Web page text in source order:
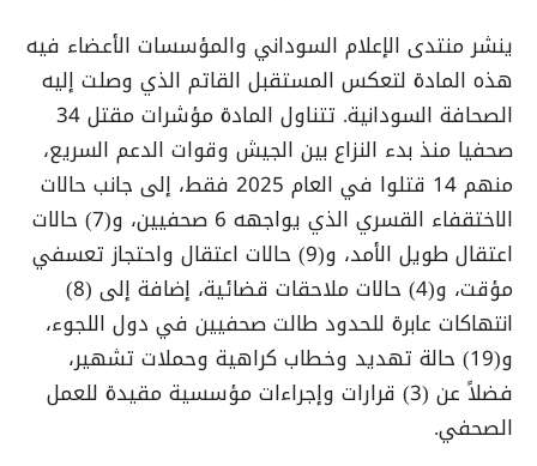
ينشر منتدى الإعلام السوداني والمؤسسات الأعضاء فيه
هذه المادة لتعكس المستقبل القاتم الذي وصلت إليه
الصحافة السودانية. تتناول المادة مؤشرات مقتل 34
صحفيا منذ بدء النزاع بين الجيش وقوات الدعم السريع،
منهم 14 قتلوا في العام 2025 فقط، إلى جانب حالات
الاختقفاء القسري الذي يواجهه 6 صحفيين، و(7) حالات
اعتقال طويل الأمد، و(9) حالات اعتقال واحتجاز تعسفي
مؤقت، و(4) حالات ملاحقات قضائية، إضافة إلى (8)
انتهاكات عابرة للحدود طالت صحفيين في دول اللجوء،
و(19) حالة تهديد وخطاب كراهية وحملات تشهير،
فضلاً عن (3) قرارات وإجراءات مؤسسية مقيدة للعمل
الصحفي.